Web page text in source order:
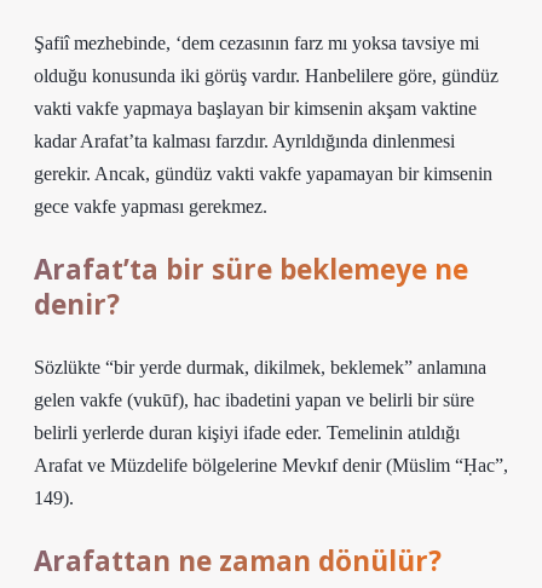
Şafiî mezhebinde, ‘dem cezasının farz mı yoksa tavsiye mi
olduğu konusunda iki görüş vardır. Hanbelilere göre, gündüz
vakti vakfe yapmaya başlayan bir kimsenin akşam vaktine
kadar Arafat’ta kalması farzdır. Ayrıldığında dinlenmesi
gerekir. Ancak, gündüz vakti vakfe yapamayan bir kimsenin
gece vakfe yapması gerekmez.
Arafat’ta bir süre beklemeye ne
denir?
Sözlükte “bir yerde durmak, dikilmek, beklemek” anlamına
gelen vakfe (vukūf), hac ibadetini yapan ve belirli bir süre
belirli yerlerde duran kişiyi ifade eder. Temelinin atıldığı
Arafat ve Müzdelife bölgelerine Mevkıf denir (Müslim “Ḥac”,
149).
Arafattan ne zaman dönülür?